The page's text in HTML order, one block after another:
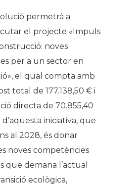
permetrà a
el projecte «Impuls
noves
per a un sector en
el qual compta amb
total de 177.138,50 € i
directa de 70.855,40
d’aquesta iniciativa, que
al 2028, és donar
noves competències
que demana l’actual
ecològica,